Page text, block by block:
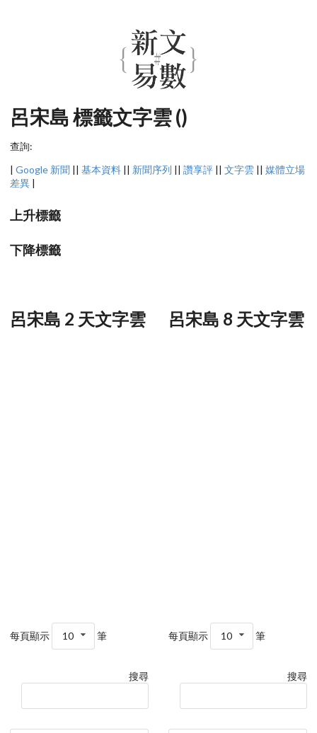
呂宋島 標籤文字雲 ()
查詢:
| Google 新聞 || 基本資料 || 新聞序列 || 讚享評 || 文字雲 || 媒體立場
差異 |
上升標籤
下降標籤
呂宋島 2 天文字雲
每頁顯示 10 筆
搜尋
呂宋島 8 天文字雲
每頁顯示 10 筆
搜尋